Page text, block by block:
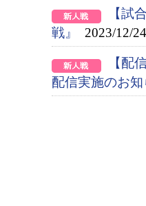
【試
戦』
2023/12/24
【配
配信実施のお知